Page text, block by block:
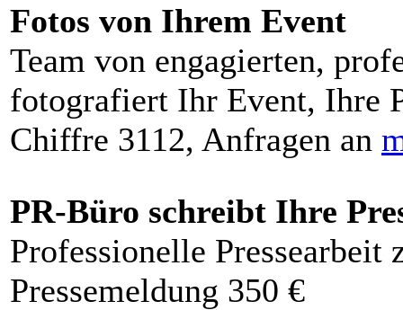
Fotos von Ihrem Event
Team von engagierten,
fotografiert Ihr Event, Ihre
Chiffre 3112, Anfragen an
PR-Büro schreibt Ihre
Professionelle Pressearbeit
Pressemeldung 350 €